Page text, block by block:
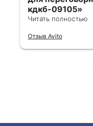
кдкб-09105»
ответы очень
Все подробно
складах их
Читать полностью
Отзыв Avito